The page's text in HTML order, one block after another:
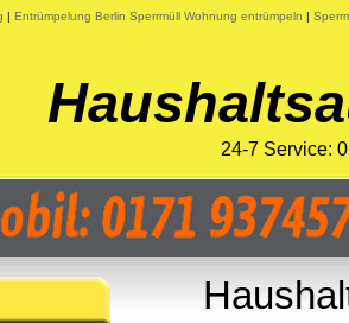
| Entrümpelung Berlin Sperrmüll Wohnung entrümpeln |
24-7 Service: